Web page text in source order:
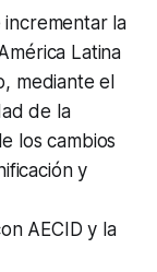
incrementar la
Latina
mediante el
de la
los cambios
y
AECID y la